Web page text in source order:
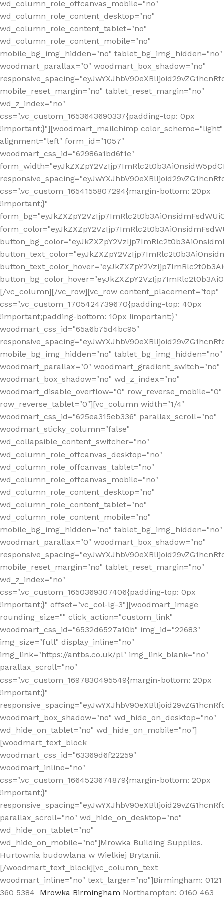
wd_column_role_offcanvas_mobile="no"
wd_column_role_content_desktop="no"
wd_column_role_content_tablet="no"
wd_column_role_content_mobile="no"
mobile_bg_img_hidden="no" tablet_bg_img_hidden="no"
woodmart_parallax="0" woodmart_box_shadow="no"
mobile_reset_margin="no" tablet_reset_margin="no"
wd_z_index="no"
css=".vc_custom_1653643690337{padding-top: 0px
!important;}"][woodmart_mailchimp color_scheme="light"
alignment="left" form_id="1057"
woodmart_css_id="62986a1bd6f1e"
css=".vc_custom_1654155807294{margin-bottom: 20px
!important;}"
[/vc_column][/vc_row][vc_row content_placement="top"
css=".vc_custom_1705424739670{padding-top: 40px
!important;padding-bottom: 10px !important;}"
woodmart_css_id="65a6b75d4bc95"
mobile_bg_img_hidden="no" tablet_bg_img_hidden="no"
woodmart_parallax="0" woodmart_gradient_switch="no"
woodmart_box_shadow="no" wd_z_index="no"
woodmart_disable_overflow="0" row_reverse_mobile="0"
row_reverse_tablet="0"][vc_column width="1/4"
woodmart_css_id="625ea315eb336" parallax_scroll="no"
woodmart_sticky_column="false"
wd_collapsible_content_switcher="no"
wd_column_role_offcanvas_desktop="no"
wd_column_role_offcanvas_tablet="no"
wd_column_role_offcanvas_mobile="no"
wd_column_role_content_desktop="no"
wd_column_role_content_tablet="no"
wd_column_role_content_mobile="no"
mobile_bg_img_hidden="no" tablet_bg_img_hidden="no"
woodmart_parallax="0" woodmart_box_shadow="no"
mobile_reset_margin="no" tablet_reset_margin="no"
wd_z_index="no"
css=".vc_custom_1650369307406{padding-top: 0px
!important;}" offset="vc_col-lg-3"][woodmart_image
rounding_size="" click_action="custom_link"
woodmart_css_id="6532d6527a10b" img_id="22683"
img_size="full" display_inline="no"
img_link="https://antbs.co.uk/pl" img_link_blank="no"
parallax_scroll="no"
css=".vc_custom_1697830495549{margin-bottom: 20px
!important;}"
woodmart_box_shadow="no" wd_hide_on_desktop="no"
wd_hide_on_tablet="no" wd_hide_on_mobile="no"]
[woodmart_text_block
woodmart_css_id="63369d6f22259"
woodmart_inline="no"
css=".vc_custom_1664523674879{margin-bottom: 20px
!important;}"
parallax_scroll="no" wd_hide_on_desktop="no"
wd_hide_on_tablet="no"
wd_hide_on_mobile="no"]Mrowka Building Supplies.
Hurtownia budowlana w Wielkiej Brytanii.
[/woodmart_text_block][vc_column_text
woodmart_inline="no" text_larger="no"]Birmingham: 0121
360 5384
Mrowka Birmingham Northampton: 0160 463